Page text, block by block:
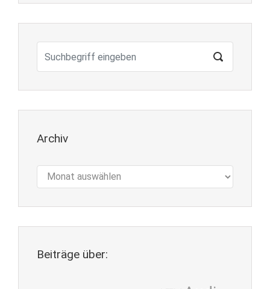
Archiv
Beiträge über: